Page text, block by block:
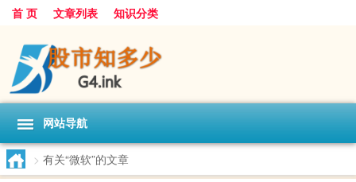
首 页 文章列表 知识分类
网站导航
> 有关“微软”的文章